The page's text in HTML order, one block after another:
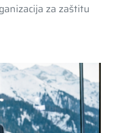
za zaštitu